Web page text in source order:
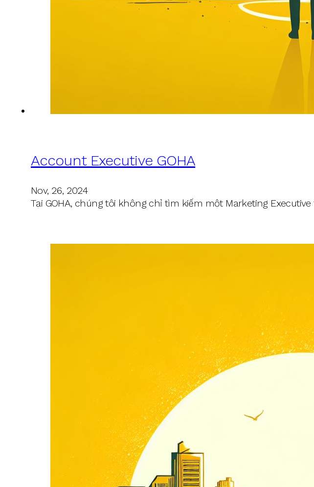
Account Executive GOHA
Nov, 26, 2024
Tại GOHA, chúng tôi không chỉ tìm kiếm một Marketing